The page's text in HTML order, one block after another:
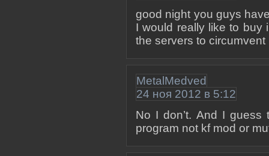
good night you guys
I would really like to buy
the servers to circumvent
MetalMedved
24 ноя 2012 в 5:12
No I don’t. And I guess
program not kf mod or